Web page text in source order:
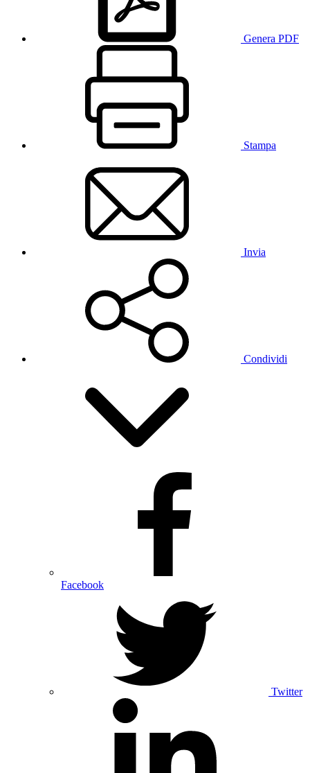
Genera PDF
Stampa
Invia
Condividi
Facebook
Twitter